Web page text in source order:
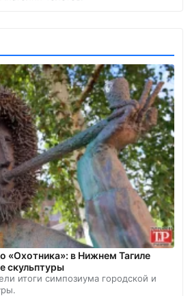
«Охотника»: в Нижнем Тагиле
скульптуры
итоги симпозиума городской и